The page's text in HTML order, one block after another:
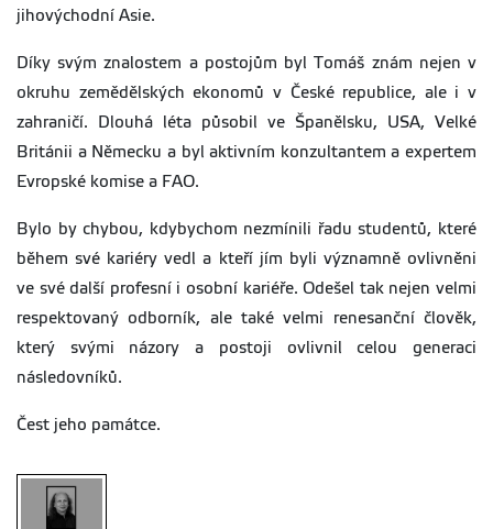
jihovýchodní Asie.
Díky svým znalostem a postojům byl Tomáš znám nejen v
okruhu zemědělských ekonomů v České republice, ale i v
zahraničí. Dlouhá léta působil ve Španělsku, USA, Velké
Británii a Německu a byl aktivním konzultantem a expertem
Evropské komise a FAO.
Bylo by chybou, kdybychom nezmínili řadu studentů, které
během své kariéry vedl a kteří jím byli významně ovlivněni
ve své další profesní i osobní kariéře. Odešel tak nejen velmi
respektovaný odborník, ale také velmi renesanční člověk,
který svými názory a postoji ovlivnil celou generaci
následovníků.
Čest jeho památce.